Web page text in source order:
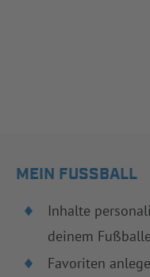
MEIN FUSSBALL
Inhalte
deinem
Favoriten